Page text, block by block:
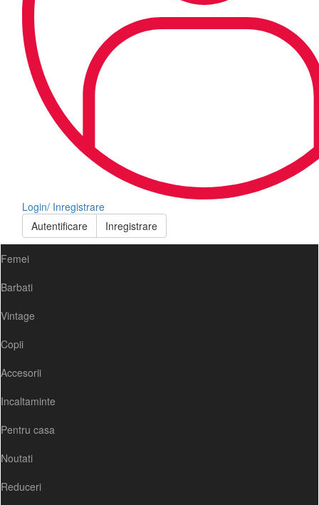
Login/ Inregistrare
Autentificare
Inregistrare
Femei
Barbati
Vintage
Copii
Accesorii
Incaltaminte
Pentru casa
Noutati
Reduceri